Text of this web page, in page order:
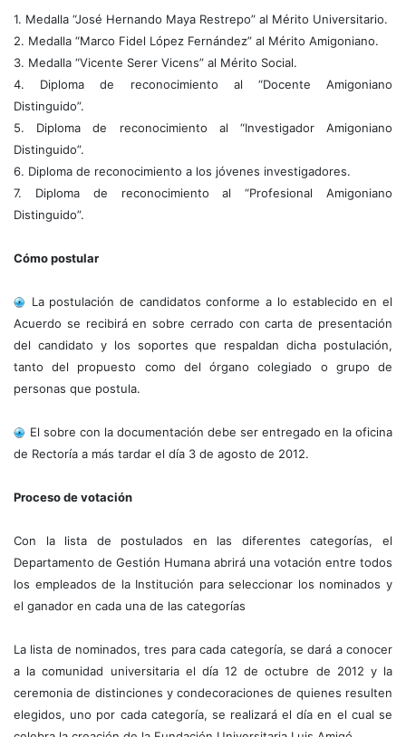
1. Medalla “José Hernando Maya Restrepo” al Mérito Universitario.
2. Medalla “Marco Fidel López Fernández” al Mérito Amigoniano.
3. Medalla “Vicente Serer Vicens” al Mérito Social.
4. Diploma de reconocimiento al “Docente Amigoniano
Distinguido”.
5. Diploma de reconocimiento al “Investigador Amigoniano
Distinguido”.
6. Diploma de reconocimiento a los jóvenes investigadores.
7. Diploma de reconocimiento al “Profesional Amigoniano
Distinguido”.
Cómo postular
La postulación de candidatos conforme a lo establecido en el
Acuerdo se recibirá en sobre cerrado con carta de presentación
del candidato y los soportes que respaldan dicha postulación,
tanto del propuesto como del órgano colegiado o grupo de
personas que postula.
El sobre con la documentación debe ser entregado en la oficina
de Rectoría a más tardar el día 3 de agosto de 2012.
Proceso de votación
Con la lista de postulados en las diferentes categorías, el
Departamento de Gestión Humana abrirá una votación entre todos
los empleados de la Institución para seleccionar los nominados y
el ganador en cada una de las categorías
La lista de nominados, tres para cada categoría, se dará a conocer
a la comunidad universitaria el día 12 de octubre de 2012 y la
ceremonia de distinciones y condecoraciones de quienes resulten
elegidos, uno por cada categoría, se realizará el día en el cual se